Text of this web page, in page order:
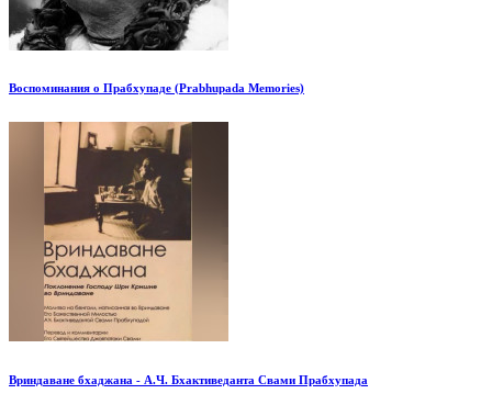
Воспоминания о Прабхупаде (Prabhupada Memories)
Вриндаване бхаджана - А.Ч. Бхактиведанта Свами Прабхупада